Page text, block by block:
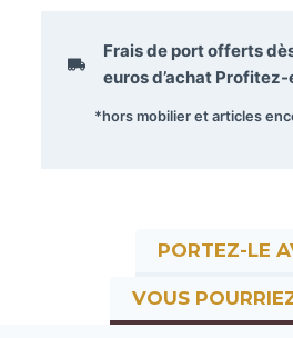
Frais de port offerts
eurosd’achat Profitez-
*hors mobilier et articles
PORTEZ-LE
VOUS